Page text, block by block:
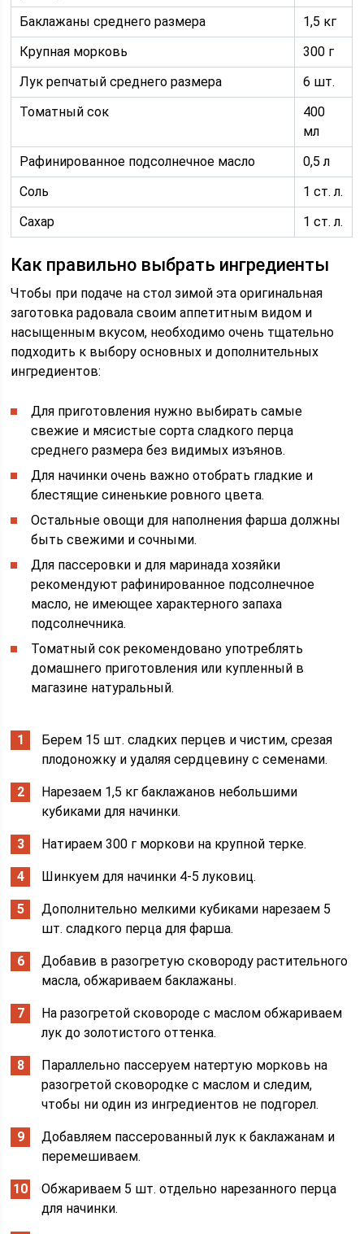
Баклажаны среднего размера
1,5 кг
Крупная морковь
300 г
Лук репчатый среднего размера
6 шт.
Томатный сок
400
мл
Рафинированное подсолнечное масло
0,5 л
Соль
1 ст. л.
Сахар
1 ст. л.
Как правильно выбрать ингредиенты
Чтобы при подаче на стол зимой эта оригинальная
заготовка радовала своим аппетитным видом и
насыщенным вкусом, необходимо очень тщательно
подходить к выбору основных и дополнительных
ингредиентов:
Для приготовления нужно выбирать самые
свежие и мясистые сорта сладкого перца
среднего размера без видимых изъянов.
Для начинки очень важно отобрать гладкие и
блестящие синенькие ровного цвета.
Остальные овощи для наполнения фарша должны
быть свежими и сочными.
Для пассеровки и для маринада хозяйки
рекомендуют рафинированное подсолнечное
масло, не имеющее характерного запаха
подсолнечника.
Томатный сок рекомендовано употреблять
домашнего приготовления или купленный в
магазине натуральный.
Берем 15 шт. сладких перцев и чистим, срезая
плодоножку и удаляя сердцевину с семенами.
Нарезаем 1,5 кг баклажанов небольшими
кубиками для начинки.
Натираем 300 г моркови на крупной терке.
Шинкуем для начинки 4-5 луковиц.
Дополнительно мелкими кубиками нарезаем 5
шт. сладкого перца для фарша.
Добавив в разогретую сковороду растительного
масла, обжариваем баклажаны.
На разогретой сковороде с маслом обжариваем
лук до золотистого оттенка.
Параллельно пассеруем натертую морковь на
разогретой сковородке с маслом и следим,
чтобы ни один из ингредиентов не подгорел.
Добавляем пассерованный лук к баклажанам и
перемешиваем.
Обжариваем 5 шт. отдельно нарезанного перца
для начинки.